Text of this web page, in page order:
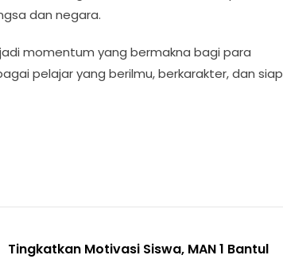
dan negara.
momentum yang bermakna bagi para
pelajar yang berilmu, berkarakter, dan siap
Tingkatkan Motivasi Siswa, MAN 1 Bantul